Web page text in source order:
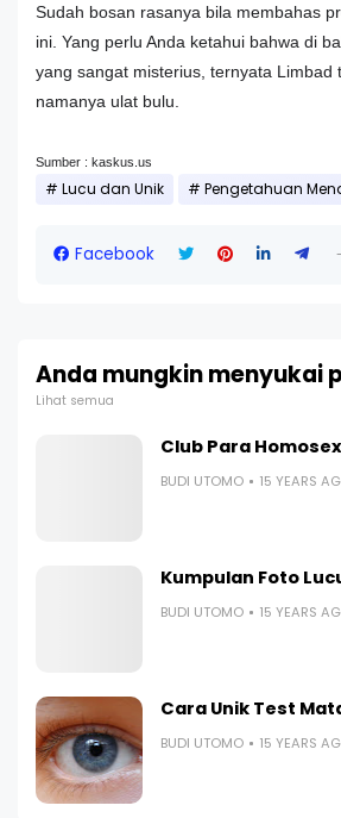
Sudah bosan rasanya bila membahas
ini. Yang perlu Anda ketahui bahwa di
yang sangat misterius, ternyata Limbad
namanya ulat bulu.
Sumber : kaskus.us
Lucu dan Unik Pengetahuan
Facebook
Anda mungkin menyukai
Lihat semua
Club Para
BUDI UTOMO 15 YEARS
Kumpulan Foto
BUDI UTOMO 15 YEARS
Cara Unik Test
BUDI UTOMO 15 YEARS